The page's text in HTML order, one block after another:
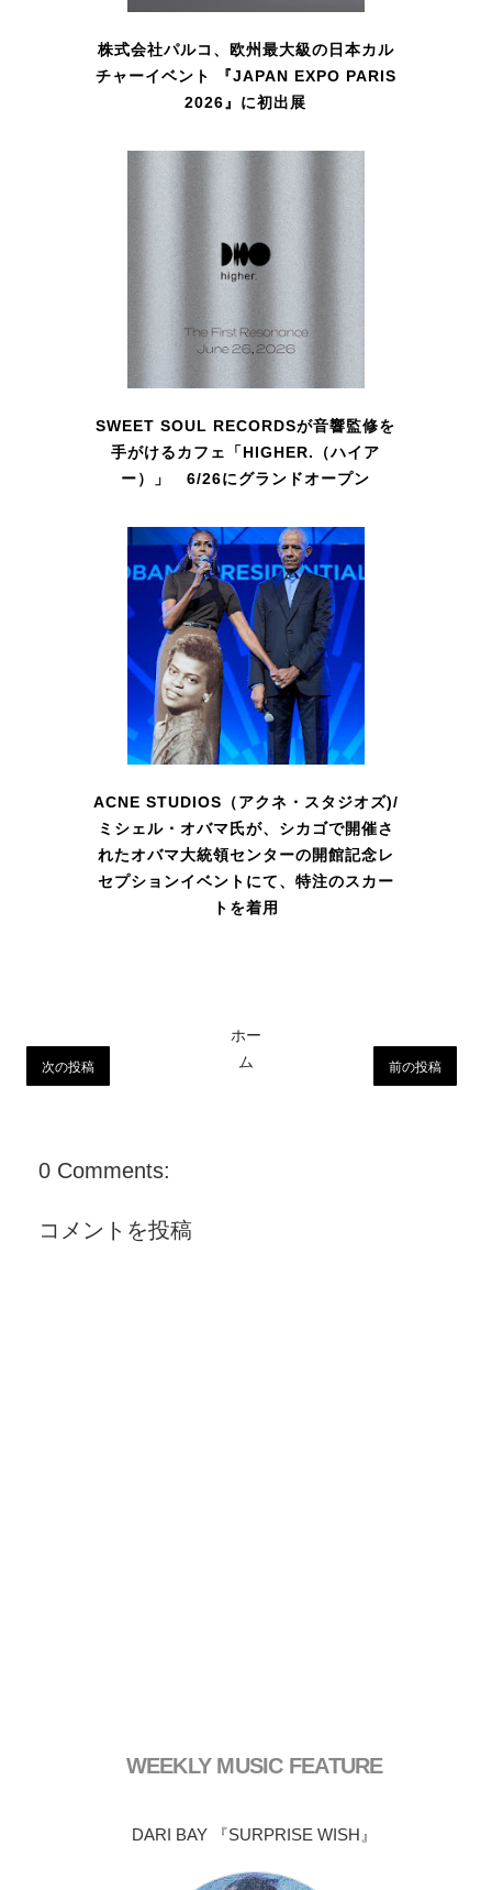
株式会社パルコ、欧州最大級の日本カル
チャーイベント 『JAPAN EXPO PARIS
2026』に初出展
SWEET SOUL RECORDSが音響監修を
手がけるカフェ「HIGHER.（ハイア
ー）」 6/26にグランドオープン
ACNE STUDIOS（アクネ・スタジオズ)/
ミシェル・オバマ氏が、シカゴで開催さ
れたオバマ大統領センターの開館記念レ
セプションイベントにて、特注のスカー
トを着用
次の投稿 前の投稿
ホー
ム
0 Comments:
コメントを投稿
WEEKLY MUSIC FEATURE
DARI BAY 『SURPRISE WISH』